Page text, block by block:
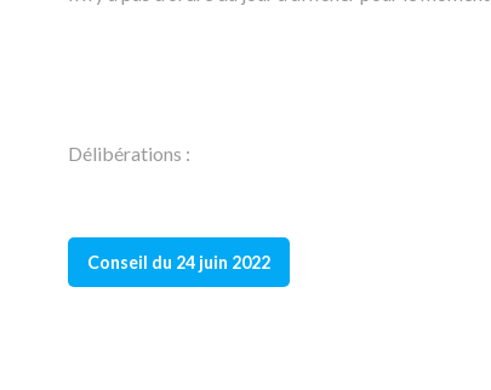
Délibérations :
Conseil du 24 juin 2022